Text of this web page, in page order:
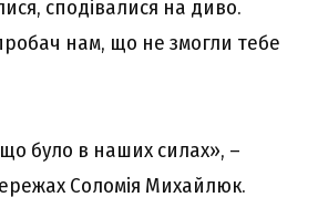
сподівалися на диво.
нам, що не змогли тебе
було в наших силах», –
Соломія Михайлюк.